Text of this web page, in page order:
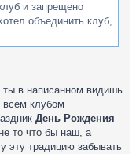
и запрещено
объединить клуб,
в написанном видишь
всем клубом
День Рождения
то что бы наш, а
эту традицию забывать